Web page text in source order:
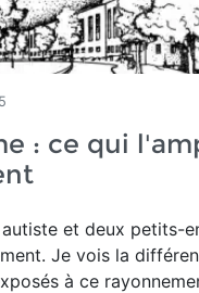
: ce qui
et deux petits-
Je vois la
à ce